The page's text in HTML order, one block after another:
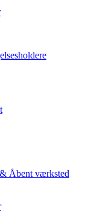
Åbent værksted